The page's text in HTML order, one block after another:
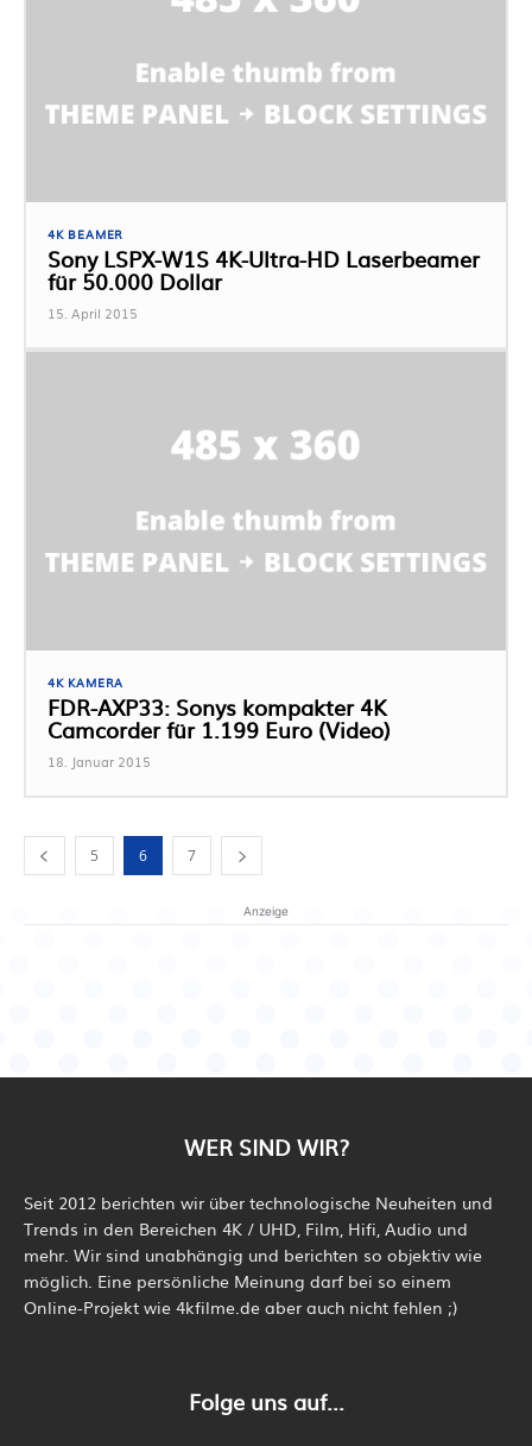
4K BEAMER
Sony LSPX-W1S 4K-Ultra-HD Laserbeamer
für 50.000 Dollar
15. April 2015
4K KAMERA
FDR-AXP33: Sonys kompakter 4K
Camcorder für 1.199 Euro (Video)
18. Januar 2015
5 6 7
Anzeige
WER SIND WIR?
Seit 2012 berichten wir über technologische Neuheiten und
Trends in den Bereichen 4K / UHD, Film, Hifi, Audio und
mehr. Wir sind unabhängig und berichten so objektiv wie
möglich. Eine persönliche Meinung darf bei so einem
Online-Projekt wie 4kfilme.de aber auch nicht fehlen ;)
Folge uns auf...